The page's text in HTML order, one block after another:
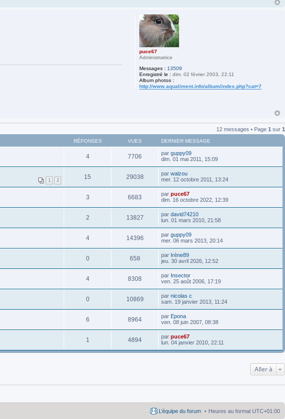
puce67
Administratrice
Messages : 13509
Enregistré le : dim. 02 février 2003, 22:11
Album photos :
http://www.aqualiment.info/album/index.php?cat=7
12 messages • Page 1 sur 1
RÉPONSES VUES DERNIER MESSAGE
4 7706 par guppy09
dim. 01 mai 2011, 15:09
1 2 15 29038 par walzou
mer. 12 octobre 2011, 13:24
3 6683 par puce67
dim. 16 octobre 2022, 12:39
2 13827 par david74210
lun. 01 mars 2010, 21:58
4 14396 par guppy09
mer. 06 mars 2013, 20:14
0 658 par Irène89
jeu. 30 avril 2026, 12:52
4 8308 par Insector
ven. 25 août 2006, 17:19
0 10869 par nicolas c
sam. 19 janvier 2013, 11:24
6 8964 par Epona
ven. 08 juin 2007, 08:38
1 4894 par puce67
lun. 04 janvier 2010, 22:11
Aller à
Heures au format UTC+01:00
L’équipe du forum